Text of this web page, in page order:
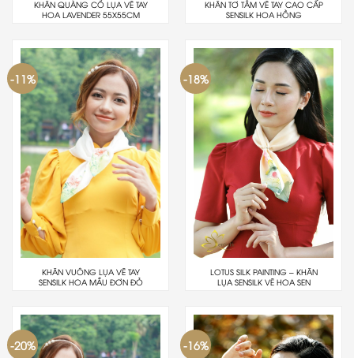
KHĂN QUÀNG CỔ LỤA VẼ TAY
HOA LAVENDER 55X55CM
KHĂN TƠ TẰM VẼ TAY CAO CẤP
SENSILK HOA HỒNG
-11%
KHĂN VUÔNG LỤA VẼ TAY
SENSILK HOA MẪU ĐƠN ĐỎ
-18%
LOTUS SILK PAINTING – KHĂN
LỤA SENSILK VẼ HOA SEN
-20% -16%